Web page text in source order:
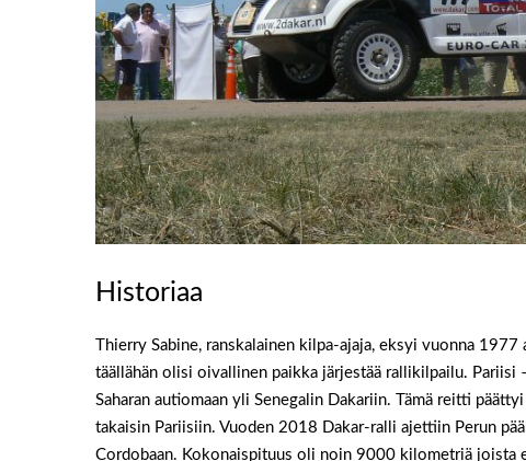
Historiaa
Thierry Sabine, ranskalainen kilpa-ajaja, eksyi vuonna
täällähän olisi oivallinen paikka järjestää rallikilpailu.
Saharan autiomaan yli Senegalin Dakariin. Tämä reitti
takaisin Pariisiin. Vuoden 2018 Dakar-ralli ajettiin Perun
Cordobaan. Kokonaispituus oli noin 9000 kilometriä